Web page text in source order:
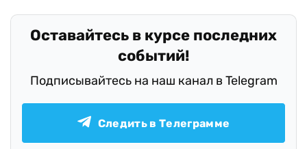
Оставайтесь в курсе последних
событий!
Подписывайтесь на наш канал в Telegram
Следить в Телеграмме